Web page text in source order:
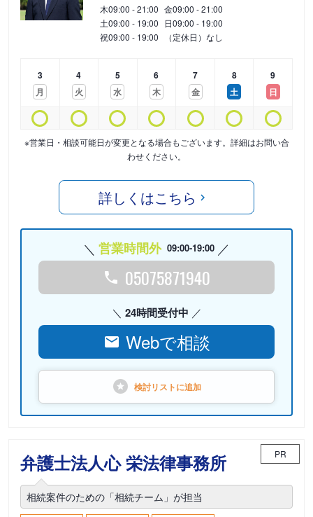
木09:00 - 21:00 金09:00 - 21:00
土09:00 - 19:00 日09:00 - 19:00
祝09:00 - 19:00 （定休日）なし
3
月
4
火
5
水
6
木
7
金
8
土
9
日
※営業日・相談可能日が変更となる場合もございます。詳細はお問い合
わせください。
詳しくはこちら
営業時間外 09:00-19:00
05075871940
24時間受付中
Webで相談
検討リストに追加
弁護士法人心 栄法律事務所 PR
相続案件のための「相続チーム」が担当